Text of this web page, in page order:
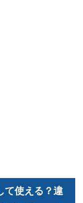
使える？違